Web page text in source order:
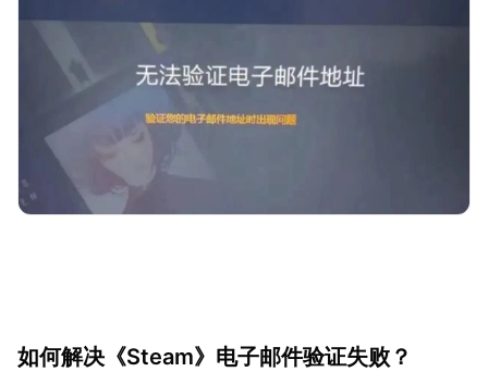
如何解决《Steam》电子邮件验证失败？